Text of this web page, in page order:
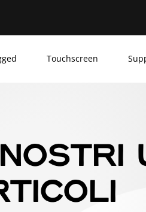
Touchscreen